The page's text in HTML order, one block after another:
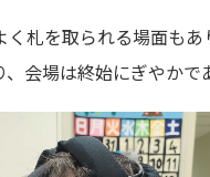
く札を取られる場面も
会場は終始にぎやかで